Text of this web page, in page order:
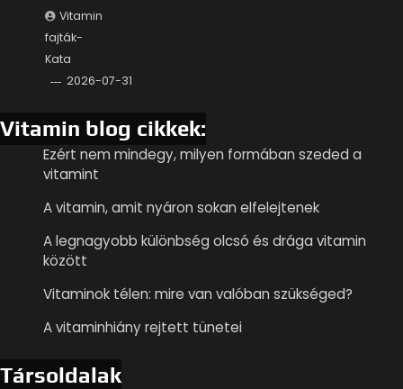
Vitamin
fajták-
Kata
2026-07-31
Vitamin blog cikkek:
Ezért nem mindegy, milyen formában szeded a
vitamint
A vitamin, amit nyáron sokan elfelejtenek
A legnagyobb különbség olcsó és drága vitamin
között
Vitaminok télen: mire van valóban szükséged?
A vitaminhiány rejtett tünetei
Társoldalak